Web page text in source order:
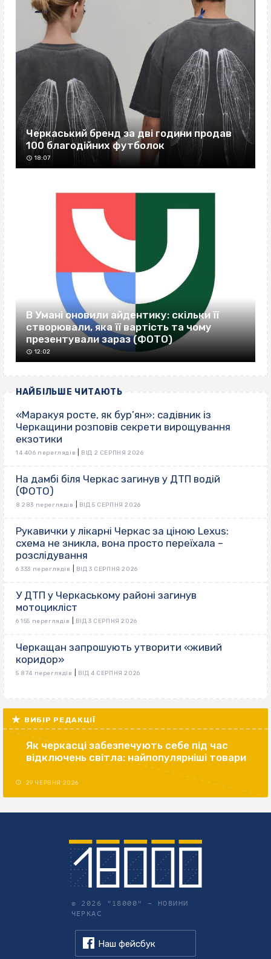
Черкаський бренд за дві години продав
100 благодійних футболок
18:07
В Умані оновили айдентику: скільки її
створювали, яка її вартість та чому
презентували зараз (ФОТО)
12:02
НАЙБІЛЬШЕ ЧИТАЮТЬ
«Маракуя росте, як бур’ян»: садівник із
Черкащини розповів секрети вирощування
екзотики
14 406 переглядів ВІД 2 СЕРПНЯ 2026
На дамбі біля Черкас загинув у ДТП водій
(ФОТО)
8 283 переглядів ВІД 5 СЕРПНЯ 2026
Рукавички у лікарні Черкас за ціною Lexus:
схема не зникла, вона просто переїхала –
розслідування
6 333 переглядів ВІД 3 СЕРПНЯ 2026
У ДТП у Черкаському районі загинув
мотоцикліст
6 155 переглядів ВІД 3 СЕРПНЯ 2026
Черкащан запрошують утворити «живий
коридор»
5 874 переглядів ВІД 4 СЕРПНЯ 2026
ВИБІР РЕДАКЦІЇ
Як черкасці забезпечують себе під час
відключень світла: найпопулярніші товари
29 ЧЕРВНЯ 2026
© 2026 "18000" – НОВИНИ
ЧЕРКАС
Наш фейсбук